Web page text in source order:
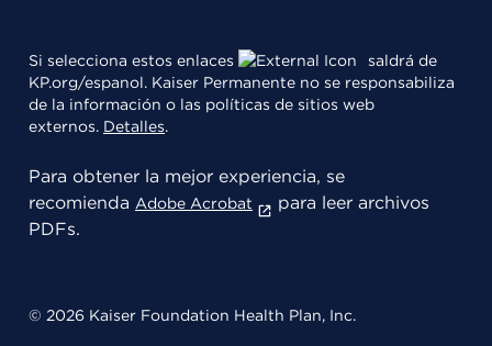
Si selecciona estos enlaces
saldrá de
KP.org/espanol. Kaiser Permanente no se responsabiliza
de la información o las políticas de sitios web
externos. Detalles.
Para obtener la mejor experiencia, se
recomienda Adobe Acrobat
para leer archivos
PDFs.
© 2026 Kaiser Foundation Health Plan, Inc.